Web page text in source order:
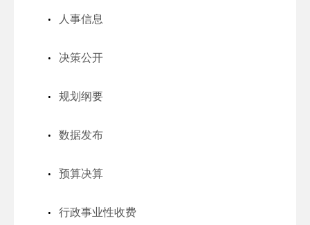
人事信息
决策公开
规划纲要
数据发布
预算决算
行政事业性收费